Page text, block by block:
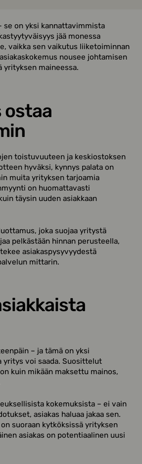
se on yksi kannattavimmista
jää monessa
vaikka sen vaikutus liiketoiminnan
nousee johtamisen
yrityksen maineessa.
ostaa
toistuvuuteen ja keskiostoksen
hyväksi, kynnys palata on
muita yrityksen tarjoamia
on huomattavasti
täysin uuden asiakkaan
joka suojaa yritystä
pelkästään hinnan perusteella,
asiakaspysyvyydestä
mittarin.
– ja tämä on yksi
voi saada. Suosittelut
kuin mikään maksettu mainos,
kokemuksista – ei vain
asiakas haluaa jakaa sen.
suoraan kytköksissä yrityksen
asiakas on potentiaalinen uusi